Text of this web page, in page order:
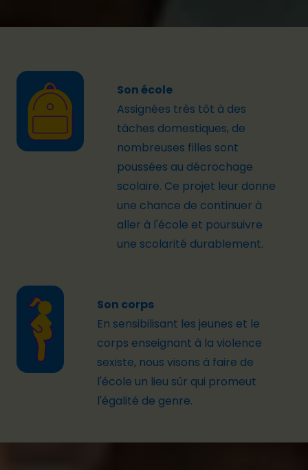
Son école
Assignées très tôt à des
tâches domestiques, de
nombreuses filles sont
poussées au décrochage
scolaire. Ce projet leur donne
une chance de continuer à
aller à l'école et poursuivre
une scolarité durablement.
Son corps
En sensibilisant les jeunes et le
corps enseignant à laviolence
sexiste, nous visons à faire de
l'école un lieu sûr qui promeut
l'égalité de genre.